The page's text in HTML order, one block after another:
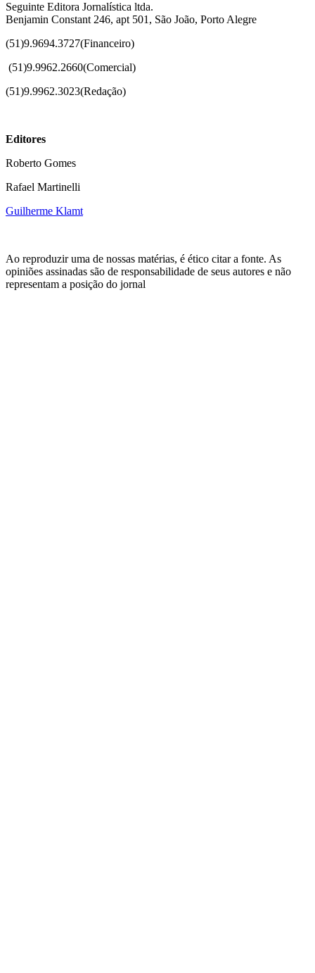
Seguinte Editora Jornalística ltda.
Benjamin Constant 246, apt 501, São João, Porto Alegre
(51)9.9694.3727(Financeiro)
(51)9.9962.2660(Comercial)
(51)9.9962.3023(Redação)
Editores
Roberto Gomes
Rafael Martinelli
Guilherme Klamt
Ao reproduzir uma de nossas matérias, é ético citar a fonte. As
opiniões assinadas são de responsabilidade de seus autores e não
representam a posição do jornal